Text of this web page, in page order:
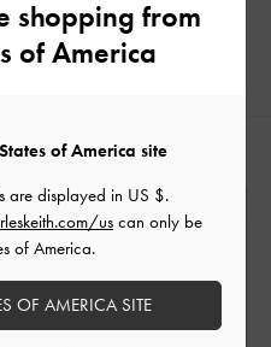
エアトゥ
shopping from
of America
of America site
are displayed in US $.
uscan only be
of America.
OF AMERICA SITE